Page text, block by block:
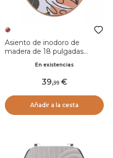
Asiento de inodoro de
madera de 18 pulgadas
En existencias
39,99
Añadir a la cesta